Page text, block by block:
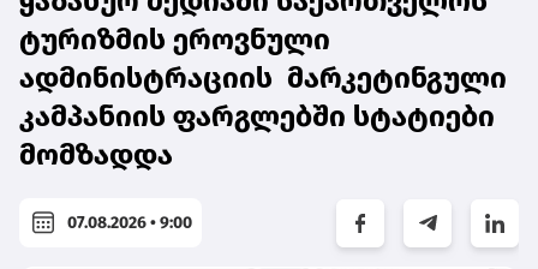
ტურიზმის ეროვნული
ადმინისტრაციის მარკეტინგული
კამპანიის ფარგლებში სტატიები
მომზადდა
07.08.2026 • 9:00